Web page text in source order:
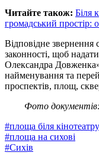
Читайте також: Біля
громадський простір:
Відповідне звернення
законності, щоб
Олександра
найменування та
проспектів, площ,
Фото
#площа біля
#площа на сихові
#Сихів